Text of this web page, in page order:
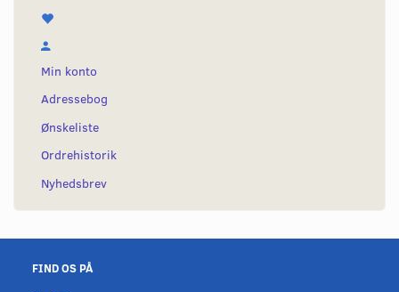
Min konto
Adressebog
Ønskeliste
Ordrehistorik
Nyhedsbrev
FIND OS PÅ